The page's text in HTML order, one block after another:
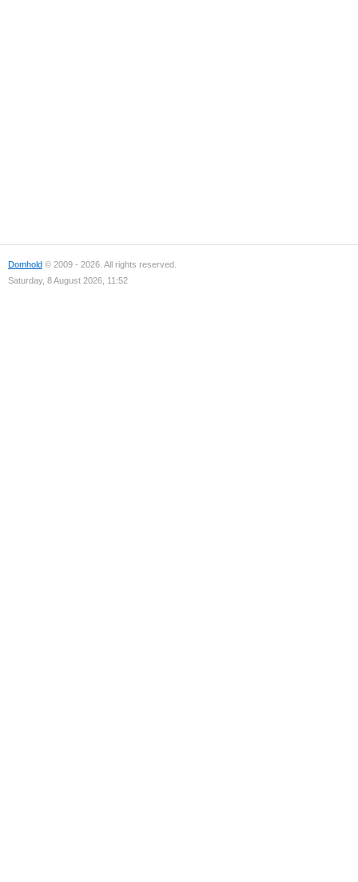
Domhold © 2009 - 2026. All rights reserved.
Saturday, 8 August 2026, 11:52